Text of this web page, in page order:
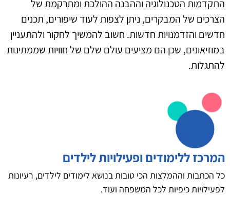
התקדמות הטכנולוגיה וההבנה ההולכת ומתרקמת של
הצרכים של המבקרים, ניתן לצפות לעוד שיפורים, תכנים
חדשים והזדמנויות חדשות. חשוב להמשיך לחקור ולהתעניין
במוזיאונים, שכן הם מציעים עולם שלם של חוויות שממתינות
להתגלות.
המרכז ללימודים ופעילויות לילדים
כל הכתבות וההמלצות הכי טובות בנושא לימודים לילדים, רעיונות
לפעילויות כיפיות לכל המשפחה ועוד.